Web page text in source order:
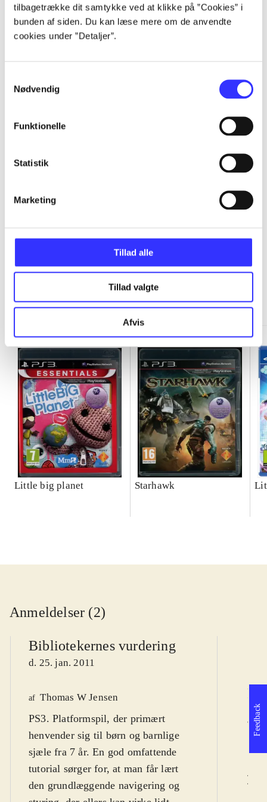
tilbagetrække dit samtykke ved at klikke på ”Cookies” i
bunden af siden. Du kan læse mere om de anvendte
cookies under ”Detaljer”.
Nødvendig
Funktionelle
Statistik
Marketing
Tillad alle
Tillad valgte
Afvis
Alle registrerede artikler fordelt på udgivelser
...
...
...
...
Minder om
Little big planet Starhawk
Anmeldelser (2)
Bibliotekernes vurdering
d. 25. jan. 2011
af Thomas W Jensen
PS3. Platformspil, der primært
henvender sig til børn og barnlige
sjæle fra 7 år. En god omfattende
tutorial sørger for, at man får lært
den grundlæggende navigering og
af Feedback